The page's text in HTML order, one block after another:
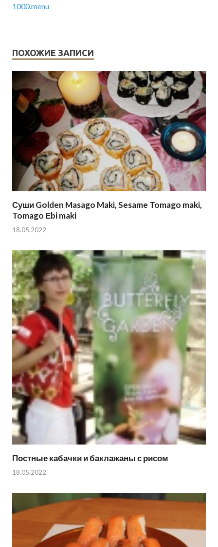
1000.menu
ПОХОЖИЕ ЗАПИСИ
Суши Golden Masago Maki, Sesame Tomago maki,
Tomago Еbi maki
18.05.2022
Постные кабачки и баклажаны с рисом
18.05.2022